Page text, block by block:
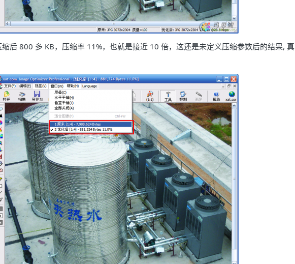
后 800 多 KB，压缩率 11%，也就是接近 10 倍，这还是未定义压缩参数后的结果, 真